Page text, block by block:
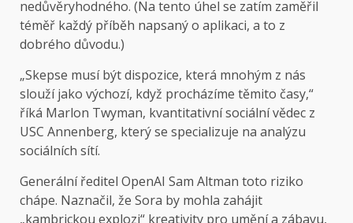
nedůvěryhodného. (Na tento úhel se zatím zaměřil
téměř každý příběh napsaný o aplikaci, a to z
dobrého důvodu.)
„Skepse musí být dispozice, která mnohým z nás
slouží jako výchozí, když procházíme těmito časy,“
říká Marlon Twyman, kvantitativní sociální vědec z
USC Annenberg, který se specializuje na analýzu
sociálních sítí.
Generální ředitel OpenAI Sam Altman toto riziko
chápe. Naznačil, že Sora by mohla zahájit
„kambrickou explozi“ kreativity pro umění a zábavu,